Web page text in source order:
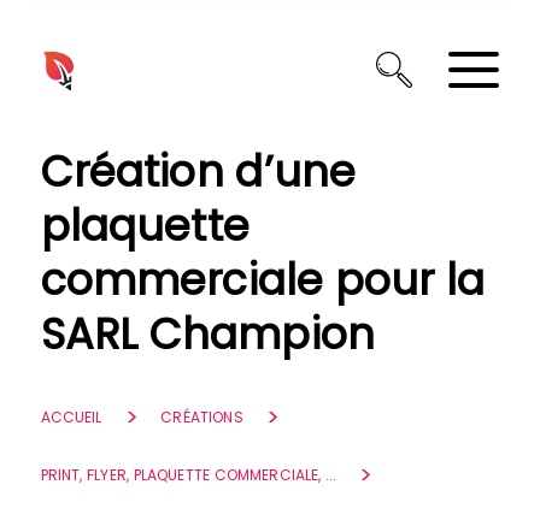
Création d’une
plaquette
commerciale pour la
SARL Champion
ACCUEIL CRÉATIONS
PRINT, FLYER, PLAQUETTE COMMERCIALE, ...